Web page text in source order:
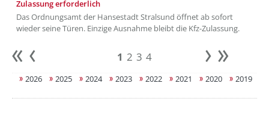
Zulassung erforderlich
Das Ordnungsamt der Hansestadt Stralsund öffnet ab sofort
wieder seine Türen. Einzige Ausnahme bleibt die Kfz-Zulassung.
Anfang 1 2 3 4 weiter
2026 2025 2024 2023 2022 2021 2020 2019